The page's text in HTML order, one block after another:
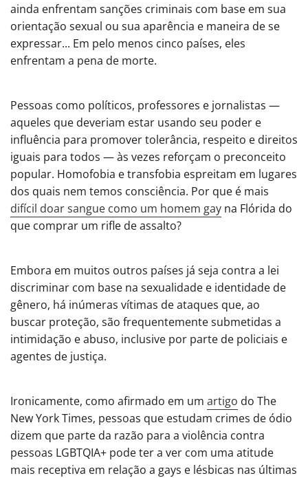
ainda enfrentam sanções criminais com base em sua
orientação sexual ou sua aparência e maneira de se
expressar... Em pelo menos cinco países, eles
enfrentam a pena de morte.
Pessoas como políticos, professores e jornalistas —
aqueles que deveriam estar usando seu poder e
influência para promover tolerância, respeito e direitos
iguais para todos — às vezes reforçam o preconceito
popular. Homofobia e transfobia espreitam em lugares
dos quais nem temos consciência. Por que é mais
difícil doar sangue como um homem gay na Flórida do
que comprar um rifle de assalto?
Embora em muitos outros países já seja contra a lei
discriminar com base na sexualidade e identidade de
gênero, há inúmeras vítimas de ataques que, ao
buscar proteção, são frequentemente submetidas a
intimidação e abuso, inclusive por parte de policiais e
agentes de justiça.
Ironicamente, como afirmado em um artigo do The
New York Times, pessoas que estudam crimes de ódio
dizem que parte da razão para a violência contra
pessoas LGBTQIA+ pode ter a ver com uma atitude
mais receptiva em relação a gays e lésbicas nas últimas